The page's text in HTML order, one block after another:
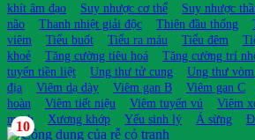
khít âm đạo
Suy nhược cơ thể Suy nhược
não
Thanh nhiệt giải độc Thiên đầu thống
viêm
Tiểu buốt Tiểu ra máu Tiểu đêm
khoẻ
Tăng cường tiêu hoá Tăng cường trí
tuyến tiền liệt
Ung thư tử cung Ung thư
địa
Viêm dạ dày Viêm gan B Viêm gan C
hoàn
Viêm tiết niệu Viêm tuyến vú Viêm
mạch
Xương khớp Yếu sinh lý Á sừng
10